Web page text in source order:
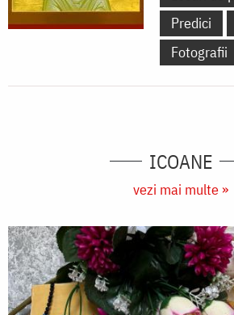
Predici
Fotografii
ICOANE
vezi mai multe »